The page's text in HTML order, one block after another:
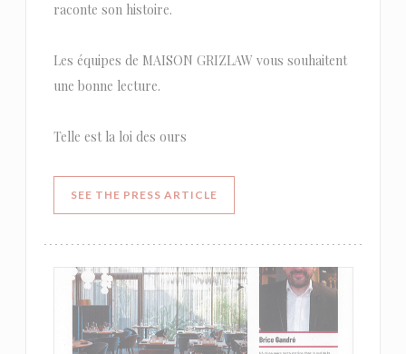
raconte son histoire.
Les équipes de MAISON GRIZLAW vous souhaitent
une bonne lecture.
Telle est la loi des ours
SEE THE PRESS ARTICLE((OPENS IN A NEW WINDOW))